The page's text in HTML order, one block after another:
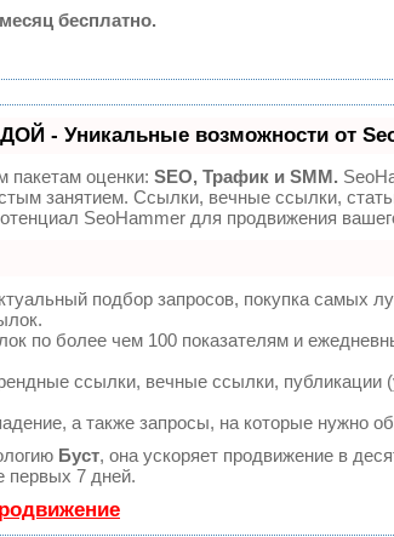
бесплатно.
- Уникальные возможности от
пакетам оценки: SEO, Трафик и SMM.
занятием. Ссылки, вечные ссылки,
SeoHammer для продвижения
подбор запросов, покупка самых
по более чем 100 показателям и
ссылки, вечные ссылки, публикации
а также запросы, на которые нужно
Буст, она ускоряет продвижение в
первых 7 дней.